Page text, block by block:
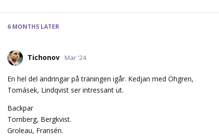
6 MONTHS LATER
Tichonov Mar '24
En hel del ändringar på träningen igår. Kedjan med Öhgren,
Tomásek, Lindqvist ser intressant ut.
Backpar
Tornberg, Bergkvist.
Groleau, Fransén.